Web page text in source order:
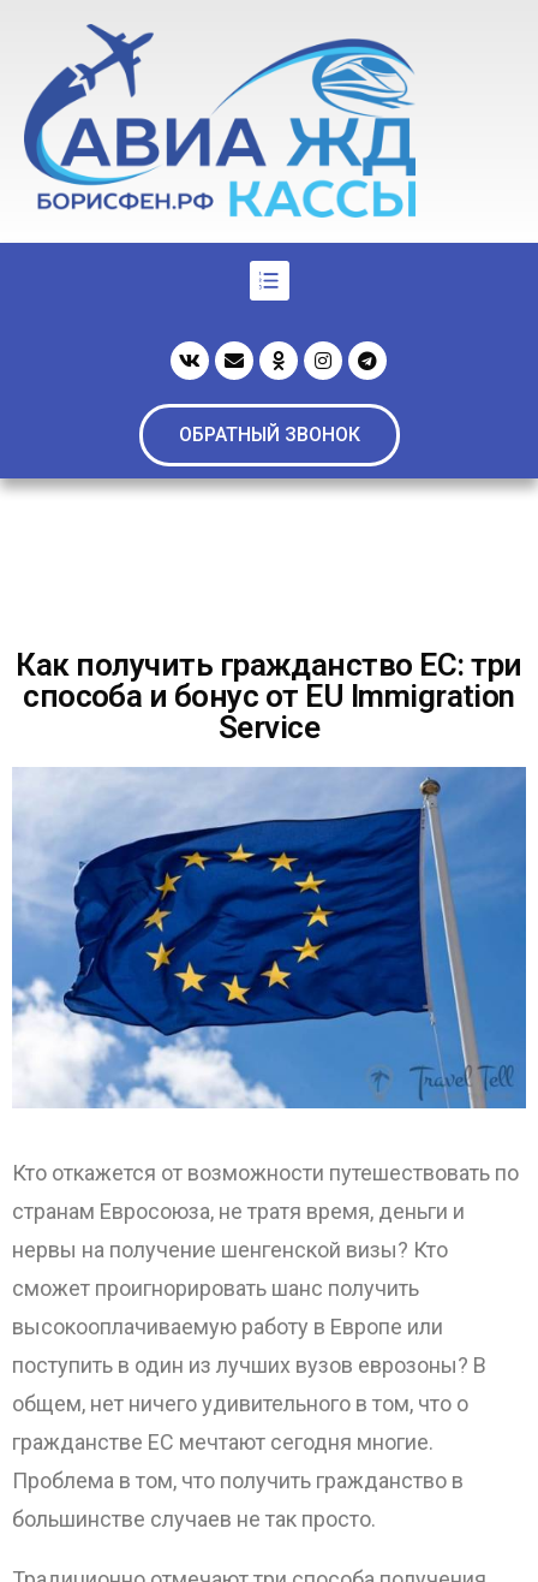
ОБРАТНЫЙ ЗВОНОК
Как получить гражданство ЕС: три
способа и бонус от EU Immigration
Service
Кто откажется от возможности путешествовать по
странам Евросоюза, не тратя время, деньги и
нервы на получение шенгенской визы? Кто
сможет проигнорировать шанс получить
высокооплачиваемую работу в Европе или
поступить в один из лучших вузов еврозоны? В
общем, нет ничегоудивительного в том, что о
гражданстве ЕС мечтают сегодня многие.
Проблема в том, что получить гражданство в
большинстве случаев не так просто.